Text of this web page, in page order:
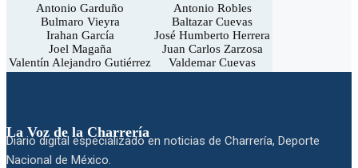
Antonio Garduño
Bulmaro Vieyra
Irahan García
Joel Magaña
Valentín Alejandro Gutiérrez
Antonio Robles
Baltazar Cuevas
José Humberto Herrera
Juan Carlos Zarzosa
Valdemar Cuevas
La Voz de la Charrería
Diario digital especializado en noticias de Charrería, Deporte
Nacional de México.